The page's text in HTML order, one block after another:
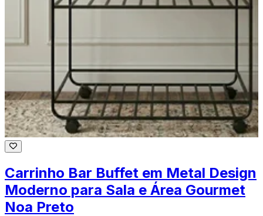
Carrinho Bar Buffet em Metal Design
Moderno para Sala e Área Gourmet
Noa Preto